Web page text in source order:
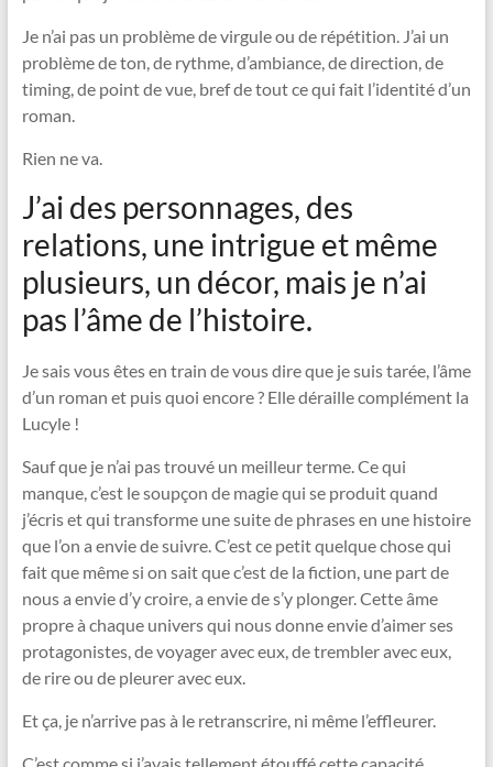
Je n’ai pas un problème de virgule ou de répétition. J’ai un
problème de ton, de rythme, d’ambiance, de direction, de
timing, de point de vue, bref de tout ce qui fait l’identité d’un
roman.
Rien ne va.
J’ai des personnages, des
relations, une intrigue et même
plusieurs, un décor, mais je n’ai
pas l’âme de l’histoire.
Je sais vous êtes en train de vous dire que je suis tarée, l’âme
d’un roman et puis quoi encore ? Elle déraille complément la
Lucyle !
Sauf que je n’ai pas trouvé un meilleur terme. Ce qui
manque, c’est le soupçon de magie qui se produit quand
j’écris et qui transforme une suite de phrases en une histoire
que l’on a envie de suivre. C’est ce petit quelque chose qui
fait que même si on sait que c’est de la fiction, une part de
nous a envie d’y croire, a envie de s’y plonger. Cette âme
propre à chaque univers qui nous donne envie d’aimer ses
protagonistes, de voyager avec eux, de trembler avec eux,
de rire ou de pleurer avec eux.
Et ça, je n’arrive pas à le retranscrire, ni même l’effleurer.
C’est comme si j’avais tellement étouffé cette capacité